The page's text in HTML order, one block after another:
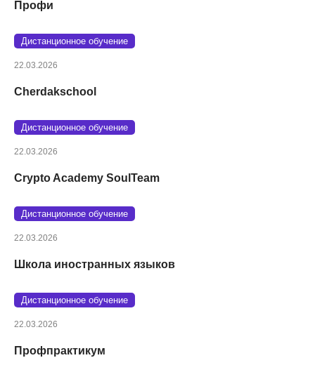
Профи
Дистанционное обучение
22.03.2026
Cherdakschool
Дистанционное обучение
22.03.2026
Crypto Academy SoulTeam
Дистанционное обучение
22.03.2026
Школа иностранных языков
Дистанционное обучение
22.03.2026
Профпрактикум